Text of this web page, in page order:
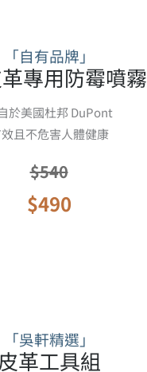
「自有品牌」
專用防霉噴霧
於美國杜邦 DuPont
且不危害人體健康
$540
$490
「吳軒精選」
革工具組